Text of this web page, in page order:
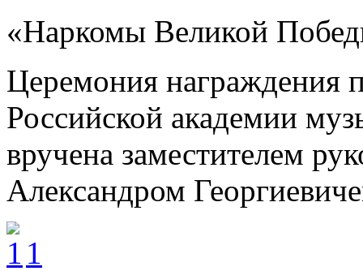
«Наркомы Великой
Церемония награждения
Российской академии
вручена заместителем
Александром
1